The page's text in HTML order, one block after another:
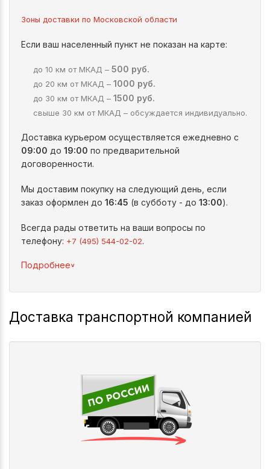
Зоны доставки по Московской области
Если ваш населенный пункт не показан на карте:
до 10 км от МКАД – 500 руб.
до 20 км от МКАД – 1000 руб.
до 30 км от МКАД – 1500 руб.
свыше 30 км от МКАД – обсуждается индивидуально.
Доставка курьером осуществляется ежедневно с
09:00 до 19:00 по предварительной
договоренности.
Мы доставим покупку на следующий день, если
заказ оформлен до 16:45 (в субботу - до 13:00).
Всегда рады ответить на ваши вопросы по
телефону: +7 (495) 544-02-02.
Подробнее^
Доставка транспортной компанией